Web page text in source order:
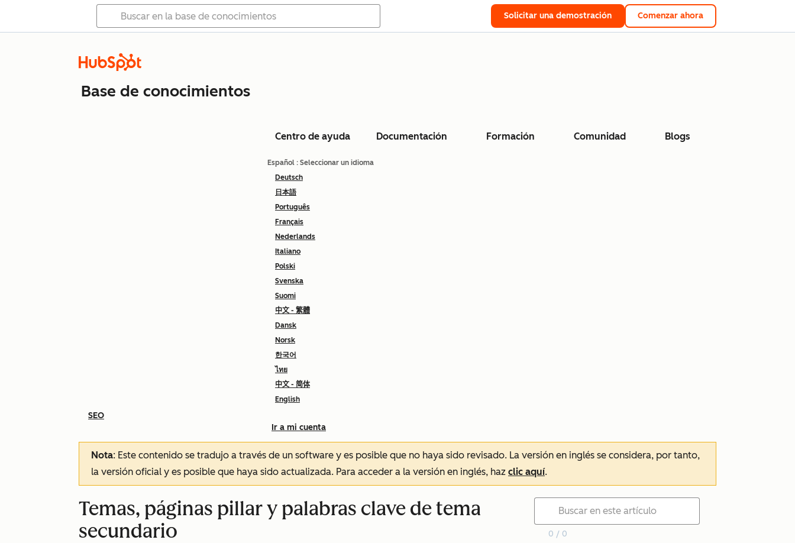
Solicitar una demostración Comenzar ahora
Base de conocimientos
Centro de ayuda Documentación Formación Comunidad Blogs
Español : Seleccionar un idioma
Deutsch
日本語
Português
Français
Nederlands
Italiano
Polski
Svenska
Suomi
中文 - 繁體
Dansk
Norsk
한국어
ไทย
中文 - 简体
English
Ir a mi cuenta
SEO
Nota: Este contenido se tradujo a través de un software y es posible que no haya sido revisado. La versión en inglés se considera, por tanto,
la versión oficial y es posible que haya sido actualizada. Para acceder a la versión en inglés, haz clic aquí.
Temas, páginas pillar y palabras clave de tema
secundario
0 / 0